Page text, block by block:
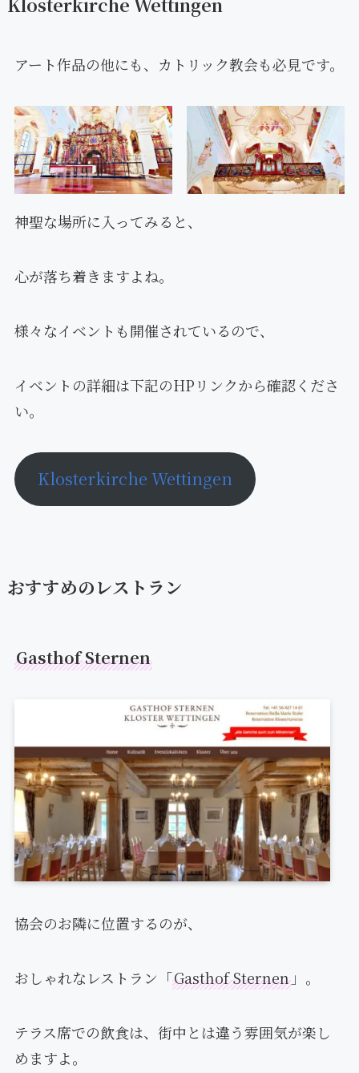
アート作品の他にも、カトリック教会も必見です。
神聖な場所に入ってみると、
心が落ち着きますよね。
様々なイベントも開催されているので、
イベントの詳細は下記のHPリンクから確認くださ
い。
Klosterkirche Wettingen
おすすめのレストラン
Gasthof Sternen
協会のお隣に位置するのが、
おしゃれなレストラン「Gasthof Sternen」。
テラス席での飲食は、街中とは違う雰囲気が楽し
めますよ。